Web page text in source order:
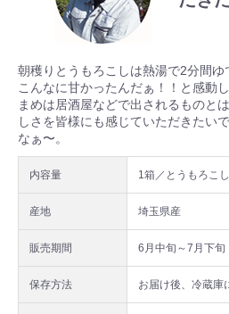
朝穫りとうもろこしは熱湯で2分間ゆ
こんなに甘かったんだぁ！！と感動
まめは居酒屋などで出されるものと
しさを皆様にも感じていただきたい
なぁ〜。
内容量 1箱／とうもろこ
産地 埼玉県産
販売期間 6月中旬～7月下旬
保存方法 お届け後、冷蔵庫